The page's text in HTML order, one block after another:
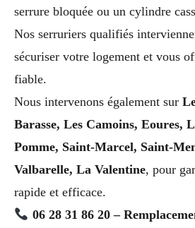
serrure bloquée ou un cylindre
Nos serruriers qualifiés
sécuriser votre logement et vous
fiable.
Nous intervenons également sur
Barasse, Les Camoins, Eoures,
Pomme, Saint-Marcel, Saint-
Valbarelle, La Valentine, pour
rapide et efficace.
06 28 31 86 20 –